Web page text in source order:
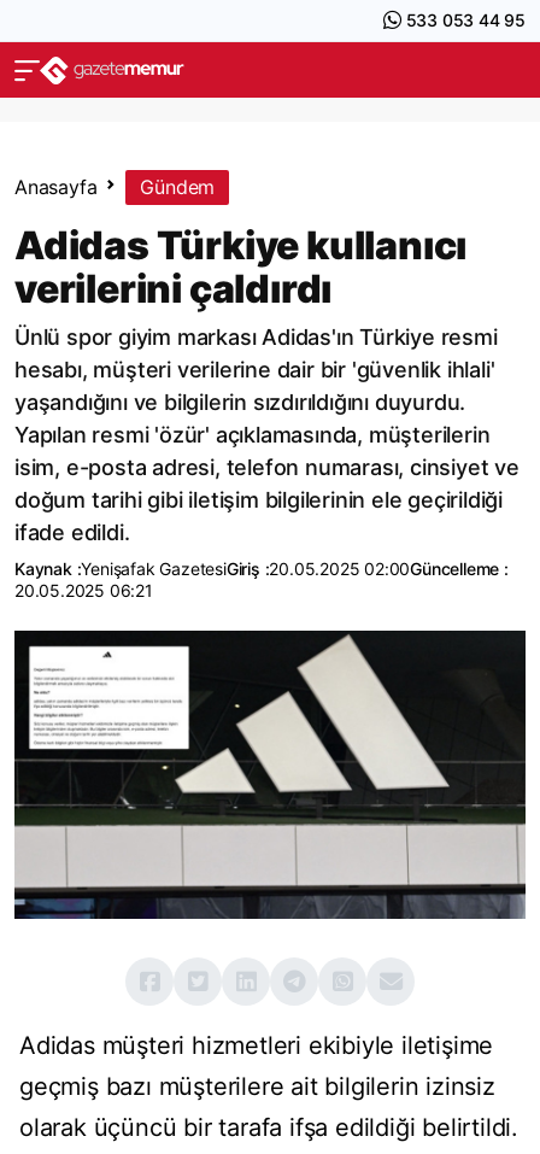
533 053 44 95
Anasayfa Gündem
Adidas Türkiye kullanıcı
verilerini çaldırdı
Ünlü spor giyim markası Adidas'ın Türkiye resmi
hesabı, müşteri verilerine dair bir 'güvenlik ihlali'
yaşandığını ve bilgilerin sızdırıldığını duyurdu.
Yapılan resmi 'özür' açıklamasında, müşterilerin
isim, e-posta adresi, telefon numarası, cinsiyet ve
doğum tarihi gibi iletişim bilgilerinin ele geçirildiği
ifade edildi.
Kaynak :Yenişafak GazetesiGiriş :20.05.2025 02:00Güncelleme :
20.05.2025 06:21
Adidas müşteri hizmetleri ekibiyle iletişime
geçmiş bazı müşterilere ait bilgilerin izinsiz
olarak üçüncü bir tarafa ifşa edildiği belirtildi.